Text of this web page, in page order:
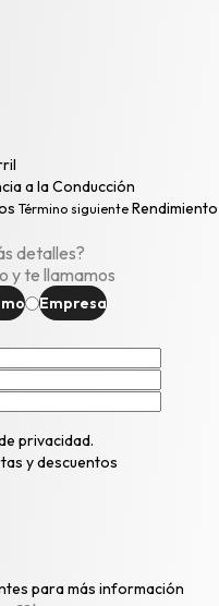
a la Conducción
Término siguiente Rendimiento
detalles?
y te llamamos
Empresa
privacidad.
y descuentos
para más información